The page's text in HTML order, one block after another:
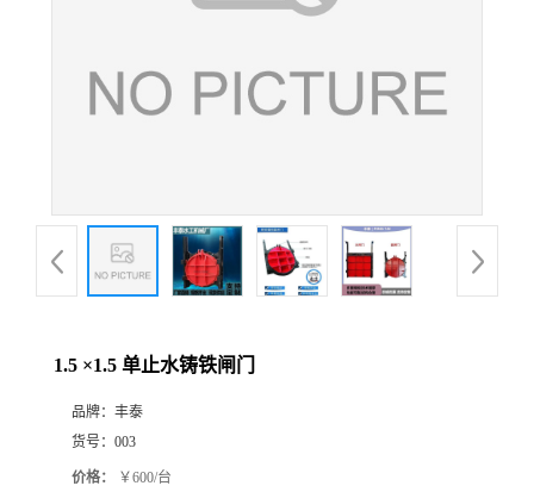
1.5 ×1.5 单止水铸铁闸门
品牌： 丰泰
货号： 003
价格： ￥600/台